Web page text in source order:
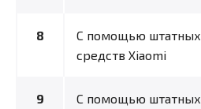
С помощью штатных
средств Xiaomi
С помощью штатных